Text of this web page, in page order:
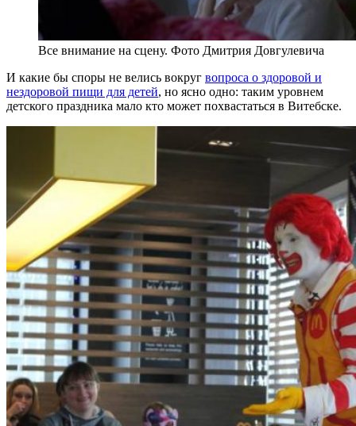
Все внимание на сцену. Фото Дмитрия Довгулевича
И какие бы споры не велись вокруг вопроса о здоровой и
нездоровой пищи для детей, но ясно одно: таким уровнем
детского праздника мало кто может похвастаться в Витебске.